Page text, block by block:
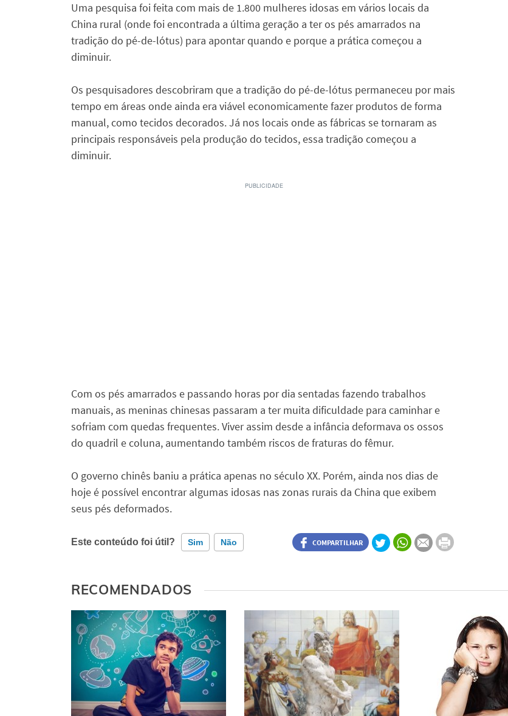
Uma pesquisa foi feita com mais de 1.800 mulheres idosas em vários locais da
China rural (onde foi encontrada a última geração a ter os pés amarrados na
tradição do pé-de-lótus) para apontar quando e porque a prática começou a
diminuir.
Os pesquisadores descobriram que a tradição do pé-de-lótus permaneceu por mais
tempo em áreas onde ainda era viável economicamente fazer produtos de forma
manual, como tecidos decorados. Já nos locais onde as fábricas se tornaram as
principais responsáveis pela produção do tecidos, essa tradição começou a
diminuir.
Com os pés amarrados e passando horas por dia sentadas fazendo trabalhos
manuais, as meninas chinesas passaram a ter muita dificuldade para caminhar e
sofriam com quedas frequentes. Viver assim desde a infância deformava os ossos
do quadril e coluna, aumentando também riscos de fraturas do fêmur.
O governo chinês baniu a prática apenas no século XX. Porém, ainda nos dias de
hoje é possível encontrar algumas idosas nas zonas rurais da China que exibem
seus pés deformados.
Este conteúdo foi útil? Sim Não
Outro
COMPARTILHAR
RECOMENDADOS